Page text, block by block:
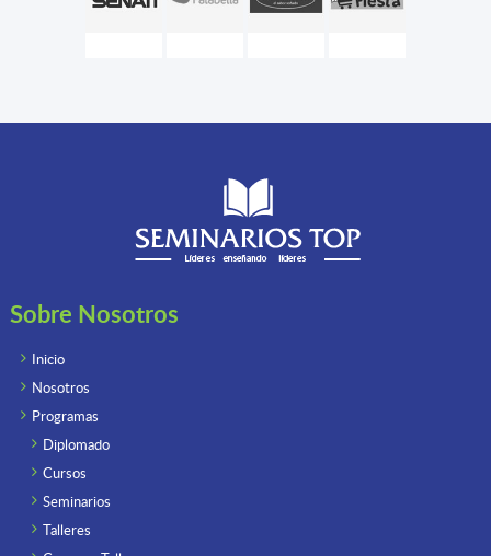
Sobre Nosotros
Inicio
Nosotros
Programas
Diplomado
Cursos
Seminarios
Talleres